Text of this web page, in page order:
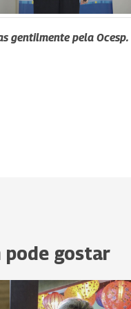
gentilmente pela Ocesp.
pode gostar